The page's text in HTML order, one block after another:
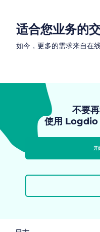
适合您业务的
如今，更多的需求来自在
不要
使用 Logdio
开